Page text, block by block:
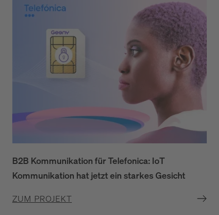
B2B Kommunikation für Telefonica: IoT
Kommunikation hat jetzt ein starkes Gesicht
ZUM PROJEKT